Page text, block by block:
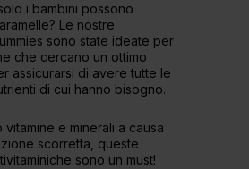
i bambini possono
Le nostre
sono state ideate per
che cercano un ottimo
assicurarsi di avere tutte le
di cui hanno bisogno.
vitamine e minerali a causa
scorretta, queste
sono un must!